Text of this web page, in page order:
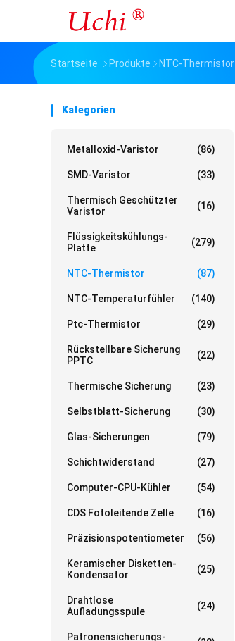
Startseite Produkte NTC-Thermistor
Kategorien
Metalloxid-Varistor (86)
SMD-Varistor (33)
Thermisch Geschützter
Varistor
(16)
Flüssigkeitskühlungs-
Platte
(279)
NTC-Thermistor (87)
NTC-Temperaturfühler (140)
Ptc-Thermistor (29)
Rückstellbare Sicherung
PPTC
(22)
Thermische Sicherung (23)
Selbstblatt-Sicherung (30)
Glas-Sicherungen (79)
Schichtwiderstand (27)
Computer-CPU-Kühler (54)
CDS Fotoleitende Zelle (16)
Präzisionspotentiometer (56)
Keramischer Disketten-
Kondensator
(25)
Drahtlose
Aufladungsspule
(24)
Patronensicherungs-